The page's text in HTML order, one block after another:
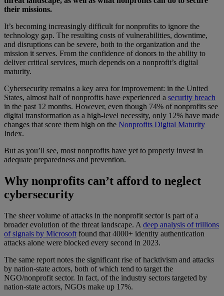
their missions.
It’s becoming increasingly difficult for nonprofits to ignore the
technology gap. The resulting costs of vulnerabilities, downtime,
and disruptions can be severe, both to the organization and the
mission it serves. From the confidence of donors to the ability to
deliver critical services, much depends on a nonprofit’s digital
maturity.
Cybersecurity remains a key area for improvement: in the United
States, almost half of nonprofits have experienced a security breach
in the past 12 months. However, even though 74% of nonprofits see
digital transformation as a high-level necessity, only 12% have made
changes that score them high on the Nonprofits Digital Maturity
Index.
But as you’ll see, most nonprofits have yet to properly invest in
adequate preparedness and prevention.
Why nonprofits can’t afford to neglect
cybersecurity
The sheer volume of attacks in the nonprofit sector is part of a
broader evolution of the threat landscape. A deep analysis of trillions
of signals by Microsoft found that 4000+ identity authentication
attacks alone were blocked every second in 2023.
The same report notes the significant rise of hacktivism and attacks
by nation-state actors, both of which tend to target the
NGO/nonprofit sector. In fact, of the industry sectors targeted by
nation-state actors, NGOs make up 17%.